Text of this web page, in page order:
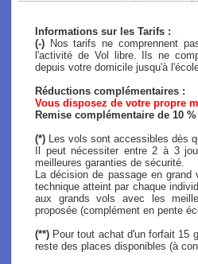
Informations sur les Tarifs :
(-) Nos tarifs ne comprennent
l'activité de Vol libre. Ils ne
depuis votre domicile jusqu'à
Réductions complémentaires :
Vous disposez de votre propre
Remise complémentaire de 10
(*) Les vols sont accessibles dès
Il peut nécessiter entre 2 à 3
meilleures garanties de sécurité.
La décision de passage en
technique atteint par chaque
aux grands vols avec les
proposée (complément en pente
(**) Pour tout achat d'un forfait 15
reste des places disponibles (à